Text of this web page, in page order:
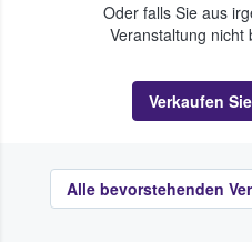
Oder falls Sie aus
Veranstaltung nicht
Verkaufen
Alle bevorstehenden